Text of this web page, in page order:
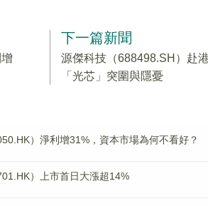
下一篇新聞
源傑科技（688498.SH）赴
「光芯」突圍與隱憂
）淨利增31%，資本市場為何不看好？
）上市首日大漲超14%